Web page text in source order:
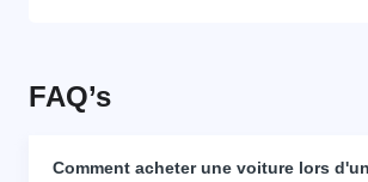
FAQ’s
Comment acheter une voiture lors